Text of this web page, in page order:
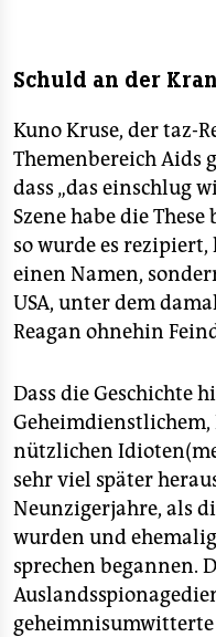
Schuld an der
Kuno Kruse, der taz-
Themenbereich Aids
dass „das einschlug
Szene habe die
so wurde es
einen Namen,
USA, unter dem
Reagan ohnehin
Dass die Geschichte
nützlichen
sehr viel später
Neunzigerjahre, als
wurden und
sprechen begannen.